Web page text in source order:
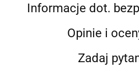
Informacje dot.
Opinie i
Zadaj